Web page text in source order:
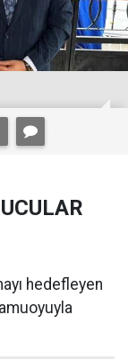
hedefleyen